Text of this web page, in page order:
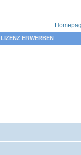
LIZENZ ERWERBEN